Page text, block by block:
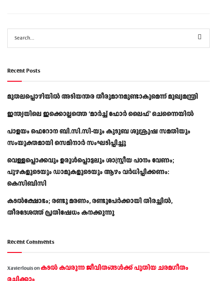
Recent Posts
മുതലപ്പൊഴിയിൽ അടിയന്തര തീരുമാനമുണ്ടാകുമെന്ന് മുഖ്യമന്ത്രി
ഇന്ത്യയിലെ ഇക്കൊല്ലത്തെ ‘മാർച്ച് ഫോർ ലൈഫ്’ ചെന്നൈയിൽ
പാളയം ഫെറോന ബി.സി.സി-യും കുടുബ ശുശ്രൂഷ സമതിയും
സംയുക്തമായി സെമിനാർ സംഘടിപ്പിച്ചു
വെള്ളപ്പൊക്കവും ഉരുള്‍പ്പൊട്ടലും ശാസ്ത്രീയ പഠനം വേണം;
പുഴകളുടെയും ഡാമുകളുടെയും ആഴം വര്‍ധിപ്പിക്കണം:
കെസിബിസി
കടൽക്ഷോഭം; രണ്ടു മരണം, രണ്ടുപേർക്കായി തിരച്ചിൽ,
തീരദേശത്ത് പ്രതിഷേധം കനക്കുന്നു
Recent Comments
Xavierlouisonകടല്‍ കവരുന്ന ജീവിതങ്ങള്‍ക്ക് പുതിയ ചരമഗീതം
രചിക്കാം